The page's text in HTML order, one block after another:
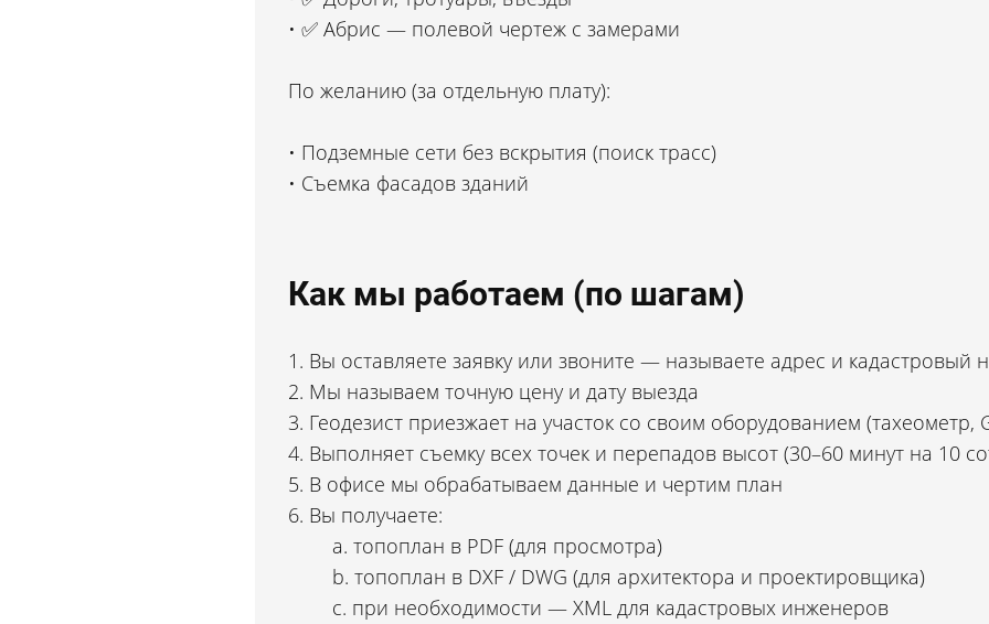
Получите цифровой план участка за 2–3 дня для проекта дома или
✅ Абрис — полевой чертеж с замерами
По желанию (за отдельную плату):
Подземные сети без вскрытия (поиск трасс)
Съемка фасадов зданий
Как мы работаем (по шагам)
Вы оставляете заявку или звоните — называете адрес и кадастровый
Мы называем точную цену и дату выезда
Геодезист приезжает на участок со своим оборудованием (тахеометр,
Выполняет съемку всех точек и перепадов высот (30–60 минут на 10
В офисе мы обрабатываем данные и чертим план
Вы получаете:
топоплан в PDF (для просмотра)
топоплан в DXF / DWG (для архитектора и проектировщика)
при необходимости — XML для кадастровых инженеров